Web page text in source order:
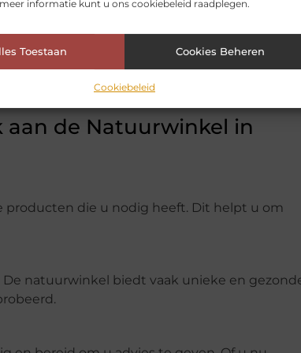
informatie kunt u ons cookiebeleid raadplegen.
Toestaan Cookies Beheren
Cookiebeleid
van uw consumptiekeuzes. U leert
voedsel en hoe u een positieve
aan de Natuurwinkel in
producten die u nodig heeft. Dit helpt u om
natuurwinkel biedt vaak unieke en